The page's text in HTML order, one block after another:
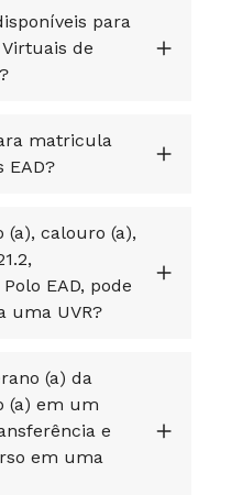
para
de
matricula
EAD?
(a), calouro (a),
EAD, pode
uma UVR?
(a) da
(a) em um
e
em uma